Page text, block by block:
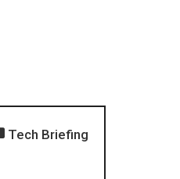
Tech Briefing